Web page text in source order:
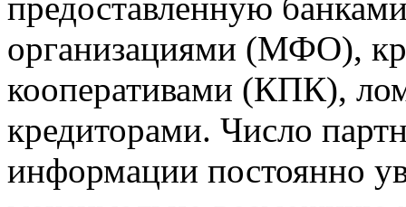
организациями (МФО),
кооперативами (КПК),
кредиторами. Число
информации постоянно